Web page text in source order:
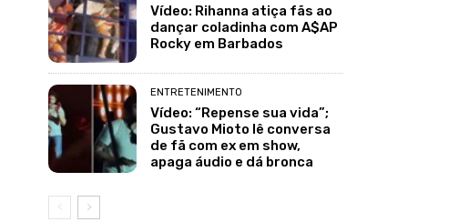
Vídeo: Rihanna atiça fãs ao
dançar coladinha com A$AP
Rocky em Barbados
ENTRETENIMENTO
Vídeo: “Repense sua vida”;
Gustavo Mioto lê conversa
de fã com ex em show,
apaga áudio e dá bronca